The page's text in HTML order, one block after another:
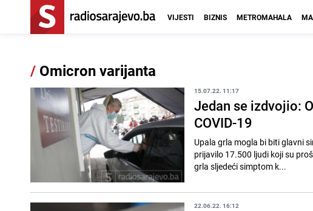
VIJESTI BIZNIS METROMAHALA
/ Omicron varijanta
15.07.22. 11:17
Jedan se izdvojio:
COVID-19
Upala grla mogla bi biti glavni
prijavilo 17.500 ljudi koji su
grla sljedeći simptom k...
22.06.22. 16:12